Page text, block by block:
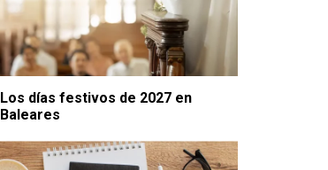
Los días festivos de 2027 en
Baleares